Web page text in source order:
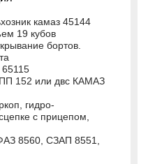
камаз 45144
19 кубов
бортов.
152 или двс КАМАЗ
гидро-
с прицепом,
8560, СЗАП 8551,